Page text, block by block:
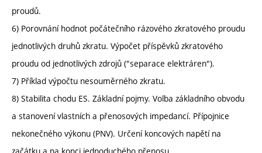
proudů.
6) Porovnání hodnot počátečního rázového zkratového proudu
jednotlivých druhů zkratu. Výpočet příspěvků zkratového
proudu od jednotlivých zdrojů ("separace elektráren").
7) Příklad výpočtu nesouměrného zkratu.
8) Stabilita chodu ES. Základní pojmy. Volba základního obvodu
a stanovení vlastních a přenosových impedancí. Přípojnice
nekonečného výkonu (PNV). Určení koncových napětí na